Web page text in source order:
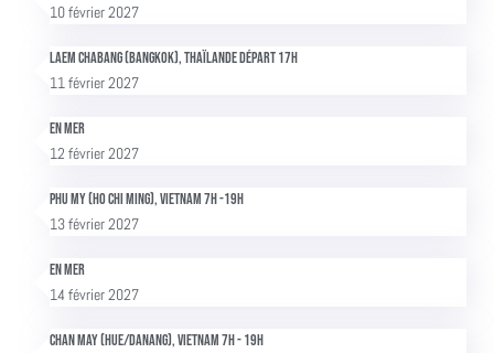
10 février 2027
Laem Chabang (Bangkok), Thaïlande départ 17h
11 février 2027
En mer
12 février 2027
Phu My (Ho Chi Ming), Vietnam 7h -19h
13 février 2027
En mer
14 février 2027
Chan May (Hue/Danang), Vietnam 7h - 19h